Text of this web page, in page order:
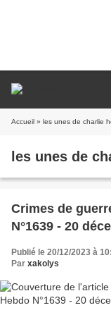
Accueil » les unes de charlie
les unes de
Crimes de
N°1639 - 20
Publié le 20/12/2023 à
Par xakolys